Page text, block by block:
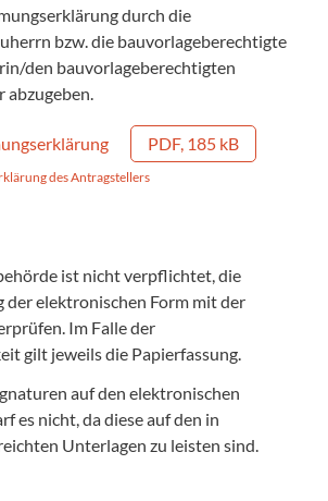
durch die
bzw. die bauvorlageberechtigte
den bauvorlageberechtigten
PDF, 185 kB
des Antragstellers
ist nicht verpflichtet, die
der elektronischen Form mit der
Im Falle der
gilt jeweils die Papierfassung.
auf den elektronischen
es nicht, da diese auf den in
Unterlagen zu leisten sind.